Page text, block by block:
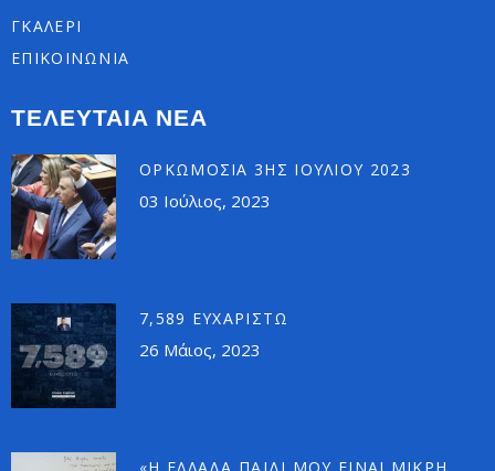
ΓΚΑΛΕΡΙ
ΕΠΙΚΟΙΝΩΝΙΑ
ΤΕΛΕΥΤΑΙΑ ΝΕΑ
ΟΡΚΩΜΟΣΊΑ 3ΗΣ ΙΟΥΛΊΟΥ 2023
03 Ιούλιος, 2023
7,589 ΕΥΧΑΡΙΣΤΏ
26 Μάιος, 2023